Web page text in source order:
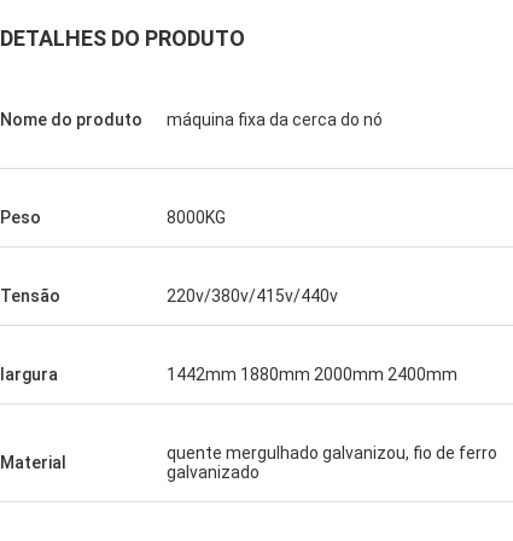
DETALHES DO PRODUTO
Nome do produto máquina fixa da cerca do nó
Peso 8000KG
Tensão 220v/380v/415v/440v
largura 1442mm 1880mm 2000mm 2400mm
Material
quente mergulhado galvanizou, fio de ferro
galvanizado